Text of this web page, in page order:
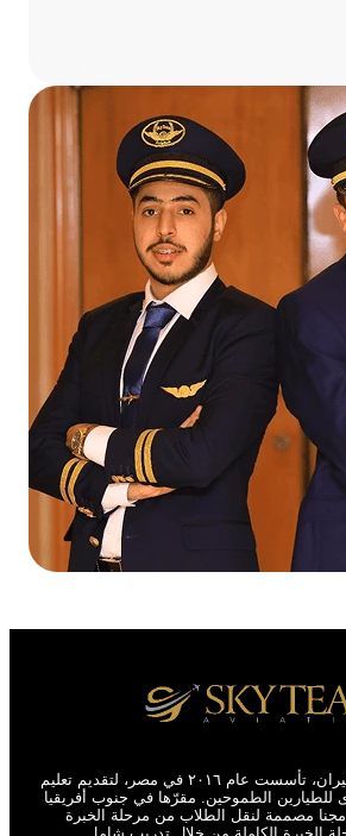
أكاديمية سكاي تيم للطيران، تأسست عام ٢٠١٦ في مصر، لتقديم تعليم
الطموحين. مقرّها في جنوب أفريقيا
٢٠٠٨، وبرامجنا مصممة لنقل الطلاب من مرحلة الخبرة